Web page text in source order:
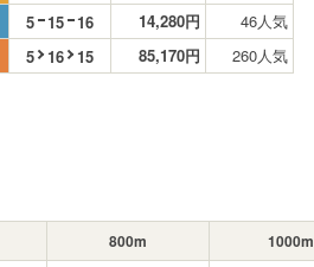
5 15 16 14,280円 46人気
5 16 15 85,170円 260人気
800m 1000m